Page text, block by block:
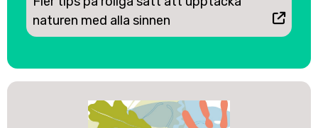
naturen med alla sinnen